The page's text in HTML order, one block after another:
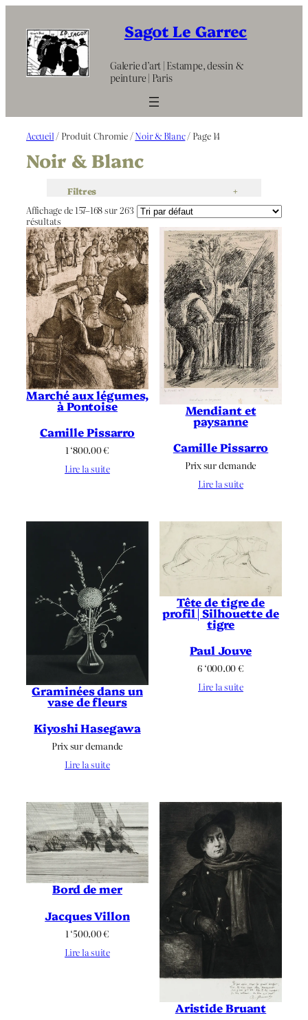
contenu
Sagot Le Garrec
Galerie d’art | Estampe, dessin &
peinture | Paris
Accueil / Produit Chromie /Noir & Blanc/ Page 14
Noir & Blanc
Filtres +
Affichage de 157–168 sur 263
résultats
Marché aux légumes,
à Pontoise
Camille Pissarro
1 ‘800.00€
Lire la suite
Mendiant et
paysanne
Camille Pissarro
Prix sur demande
Lire la suite
Graminées dans un
vase de fleurs
Kiyoshi Hasegawa
Prix sur demande
Lire la suite
Tête de tigre de
profil | Silhouette de
tigre
Paul Jouve
6 ‘000.00€
Lire la suite
Bord de mer
Jacques Villon
1 ‘500.00€
Lire la suite
Aristide Bruant